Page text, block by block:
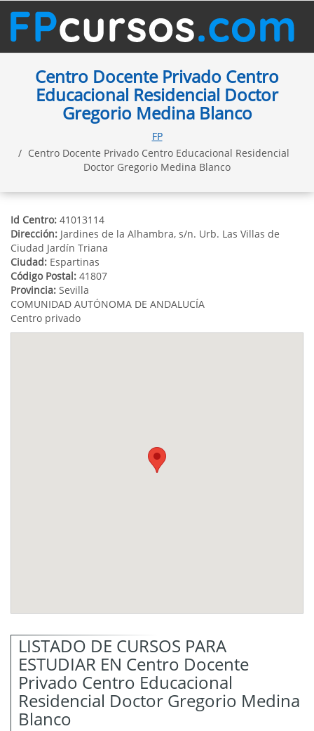
Centro Docente Privado Centro
Educacional Residencial Doctor
Gregorio Medina Blanco
FP
Centro Docente Privado Centro Educacional Residencial
Doctor Gregorio Medina Blanco
Id Centro: 41013114
Dirección: Jardines de la Alhambra, s/n. Urb. Las Villas de
Ciudad Jardín Triana
Ciudad: Espartinas
Código Postal: 41807
Provincia: Sevilla
COMUNIDAD AUTÓNOMA DE ANDALUCÍA
Centro privado
LISTADO DE CURSOS PARA
ESTUDIAR EN Centro Docente
Privado Centro Educacional
Residencial Doctor Gregorio Medina
Blanco